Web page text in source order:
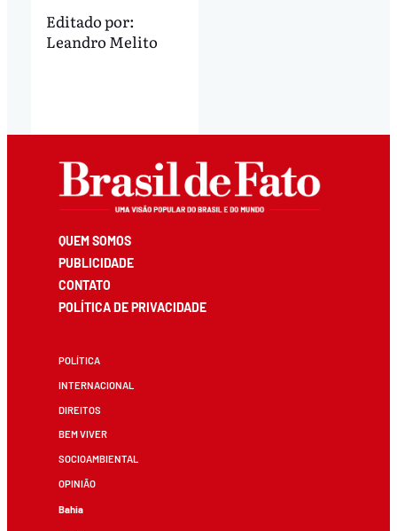
Editado por:
Leandro Melito
QUEM SOMOS
PUBLICIDADE
CONTATO
POLÍTICA DE PRIVACIDADE
POLÍTICA
INTERNACIONAL
DIREITOS
BEM VIVER
SOCIOAMBIENTAL
OPINIÃO
Bahia